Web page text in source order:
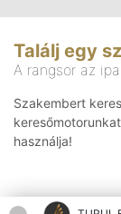
Találj egy
A rangsor az
Szakembert
használja!